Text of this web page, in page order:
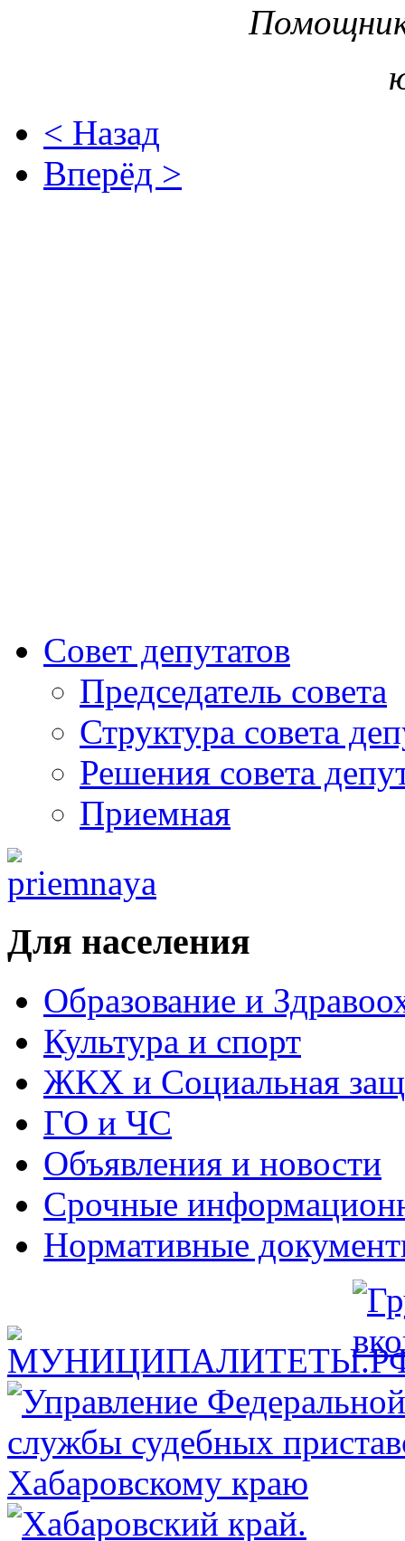
< Назад
Вперёд >
Совет депутатов
Председатель совета
Структура совета
Решения совета
Приемная
Для населения
Образование и
Культура и спорт
ЖКХ и Социальная
ГО и ЧС
Объявления и новости
Срочные
Нормативные